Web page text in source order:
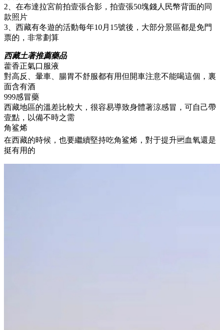
2、在布達拉宮前拍壹張合影，拍壹張50塊錢人民幣背面的同
款照片
3、西藏有冬遊的活動每年10月15號後，大部分景區都是免門
票的，非常劃算
西藏土著推薦藥品
藿香正氣口服液
對高反、暈車、腸胃不舒服都有用但開車注意不能喝這個，裏
面含有酒
999感冒藥
西藏地區的溫差比較大，很容易導致身體著涼感冒，可自己帶
壹點，以備不時之需
角鲨烯
在西藏的時候，也要繼續堅持吃角鲨烯，對于提升🆙血氧還是
挺有用的